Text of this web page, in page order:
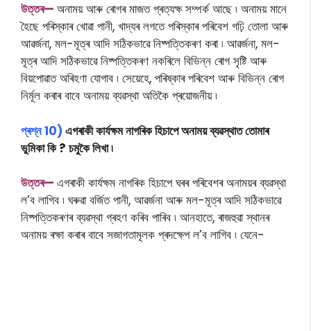
উত্তৰ— অনাময় আৰু ৰোগৰ মাজত প্ৰত্যক্ষ সম্পৰ্ক আছে ৷ অনাময় মানে
হৈছে পৰিস্কাৰ খোৱা পানী, খাদ্যৰ লগতে পৰিস্কাৰ পৰিবেশ গঢ়ি তোলা আৰু
আৱৰ্জনা, মল-মূত্ৰ আদি সঠিকভাৱে নিষ্পত্তিকৰণ কৰা ৷ আৱৰ্জনা, মল-
মূত্ৰ আদি সঠিকভাৱে নিষ্পত্তিকৰণ নকৰিলে বিভিন্ন ৰোগ সৃষ্টি আৰু
বিয়পোৱাত অৰিহণা যোগাব ৷ সেয়েহে, পৰিষ্কাৰ পৰিবেশ আৰু বিভিন্ন ৰোগ
নিৰ্মূল কৰাৰ বাবে অনাময় ব্যৱস্থা অতিকৈ প্ৰয়োজনীয় ৷
প্ৰশ্ন 10) এগৰাকী কাৰ্যক্ষম নাগৰিক হিচাপে অনাময় ব্যৱস্থাত তোমাৰ
ভুমিকা কি ? চমুকৈ লিখা ৷
উত্তৰ— এগৰাকী কাৰ্যক্ষম নাগৰিক হিচাপে ঘৰৰ পৰিবেশৰ অনাময়ৰ ব্যৱস্থা
ল’ব লাগিব ৷ ঘৰুৱা বৰ্জিত পানী, আৱৰ্জনা আৰু মল-মূত্ৰ আদি সঠিকভাৱে
নিষ্পত্তিকৰণৰ ব্যৱস্থা গ্ৰহণ কৰিব পাৰিব ৷ আনহাতে, ৰাজহুৱা স্থানৰ
অনাময় ৰক্ষা কৰাৰ বাবে সজাগতামূলক প্ৰদক্ষেপ ল’ব লাগিব ৷ যেনে-